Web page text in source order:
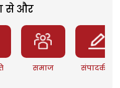
से और
समाज संपादकीय